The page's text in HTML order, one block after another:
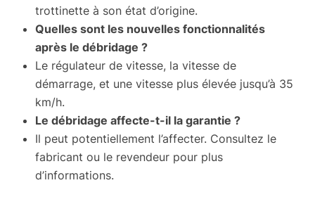
trottinette à son état d’origine.
Quelles sont les nouvelles fonctionnalités
après le débridage ?
Le régulateur de vitesse, la vitesse de
démarrage, et une vitesse plus élevée jusqu’à 35
km/h.
Le débridage affecte-t-il la garantie ?
Il peut potentiellement l’affecter. Consultez le
fabricant ou le revendeur pour plus
d’informations.